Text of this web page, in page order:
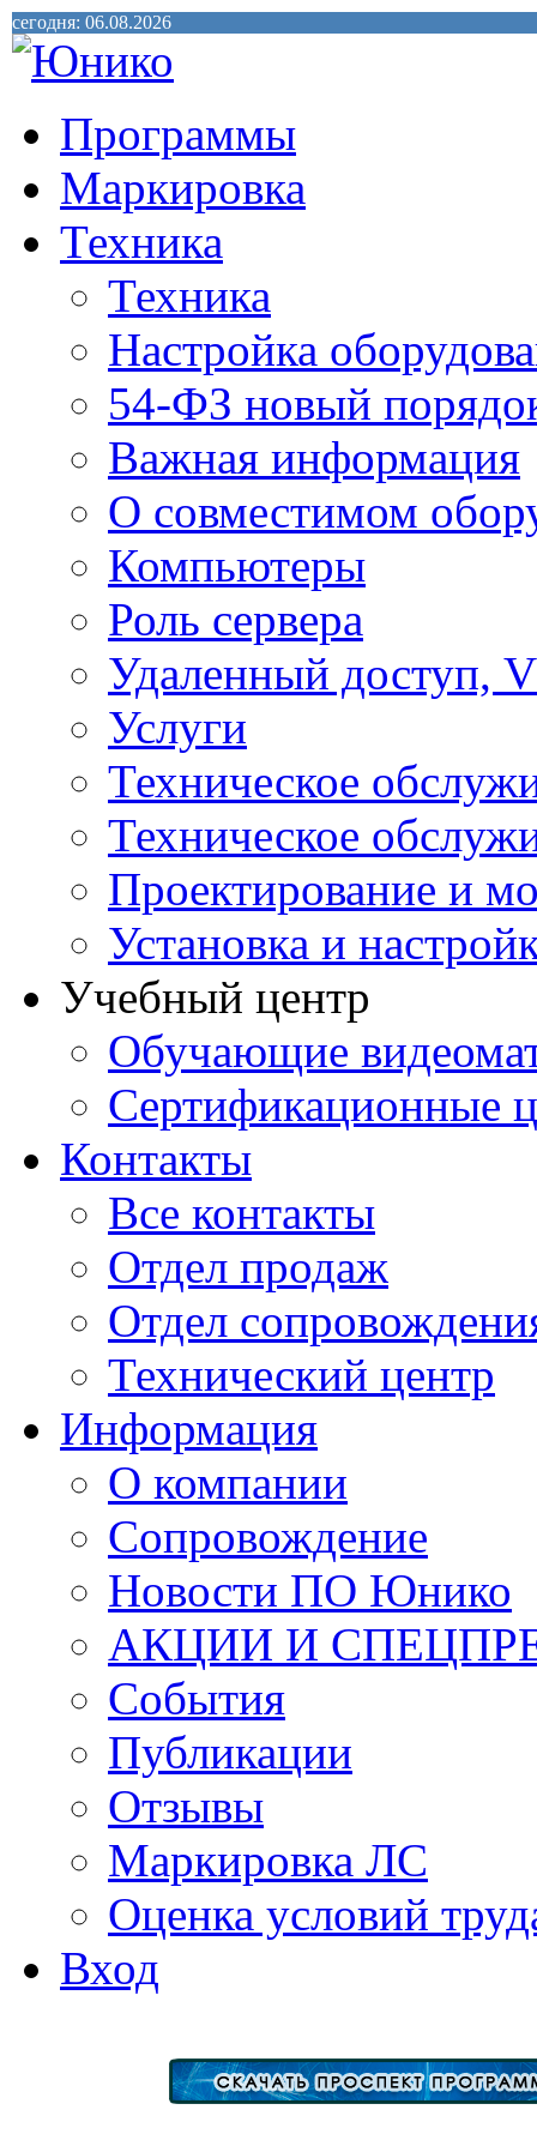
сегодня: 06.08.2026
Программы
Маркировка
Техника
Техника
Настройка
54-ФЗ новый
Важная информация
О совместимом
Компьютеры
Роль сервера
Удаленный доступ,
Услуги
Техническое
Техническое
Проектирование и
Установка и
Учебный центр
Обучающие
Сертификационные
Контакты
Все контакты
Отдел продаж
Отдел
Технический центр
Информация
О компании
Сопровождение
Новости ПО Юнико
АКЦИИ И
События
Публикации
Отзывы
Маркировка ЛС
Оценка условий
Вход